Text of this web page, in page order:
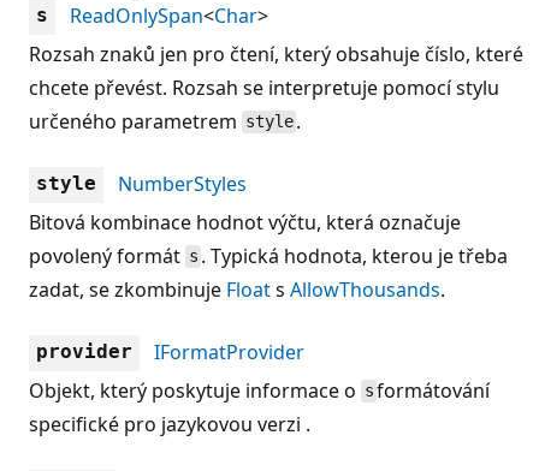
s ReadOnlySpan<Char>
Rozsah znaků jen pro čtení, který obsahuje číslo, které
chcete převést. Rozsah se interpretuje pomocí stylu
určeného parametrem style .
style
NumberStyles
Bitová kombinace hodnot výčtu, která označuje
povolený formát s . Typická hodnota, kterou je třeba
zadat, se zkombinuje Floats AllowThousands.
provider
IFormatProvider
Objekt, který poskytuje informace o s formátování
specifické pro jazykovou verzi .